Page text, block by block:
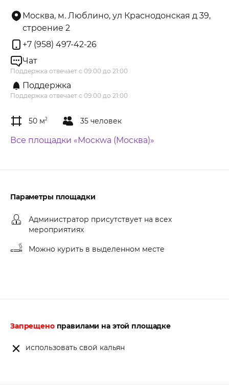
Москва, м. Люблино, ул Краснодонская д 39,
строение 2
+7 (958) 497-42-26
Чат
Поддержка отвечает с 09:00 до 21:00
Поддержка
Поддержка отвечает с 09:00 до 21:00
50 м2 35 человек
Все площадки «Москwa (Москва)»
Параметры площадки
Администратор присутствует на всех
мероприятиях
Можно курить в выделенном месте
Запрещеноправилами на этой площадке
использовать свой кальян